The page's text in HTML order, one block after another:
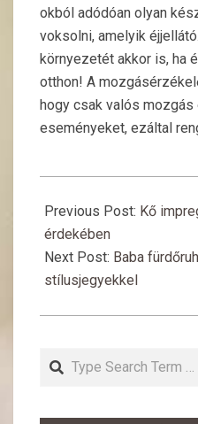
okból adódóan olyan
voksolni, amelyik
környezetét akkor is, ha
otthon! A
hogy csak valós
eseményeket, ezáltal
02-
19
Previous Post: Kő
érdekében
Next Post: Baba
stílusjegyekkel
Search